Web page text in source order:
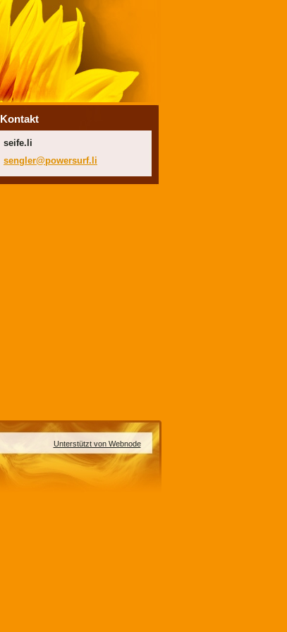
Kontakt
seife.li
sengler@powersurf.li
Unterstützt von Webnode